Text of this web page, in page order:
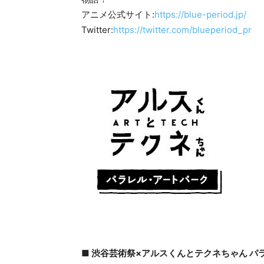
アニメ公式サイト:https://blue-period.jp/
Twitter:https://twitter.com/blueperiod_pr
■ 渋谷芸術祭×アルスくんとテクネちゃん パ